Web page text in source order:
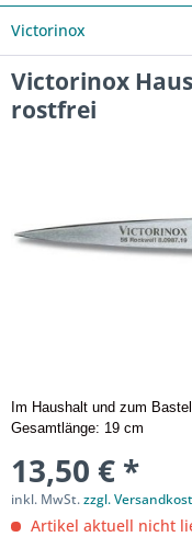
Victorinox
Victorinox
rostfrei
Im Haushalt und zum
Gesamtlänge: 19 cm
13,50 € *
inkl. MwSt.zzgl.
Artikel aktuell nicht